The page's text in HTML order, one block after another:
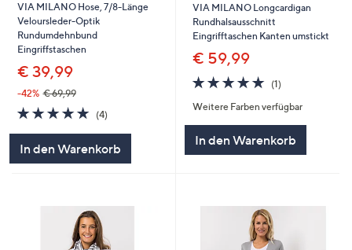
VIA MILANO Hose, 7/8-Länge
Veloursleder-Optik
Rundumdehnbund
Eingriffstaschen
€ 39,99
-42% € 69,99
5.0
von
(4)4
In den Warenkorb
VIA MILANO Longcardigan
Rundhalsausschnitt
Eingrifftaschen Kanten umstickt
€ 59,99
5.0
von
5
(1)1
Weitere Farben verfügbar
In den Warenkorb